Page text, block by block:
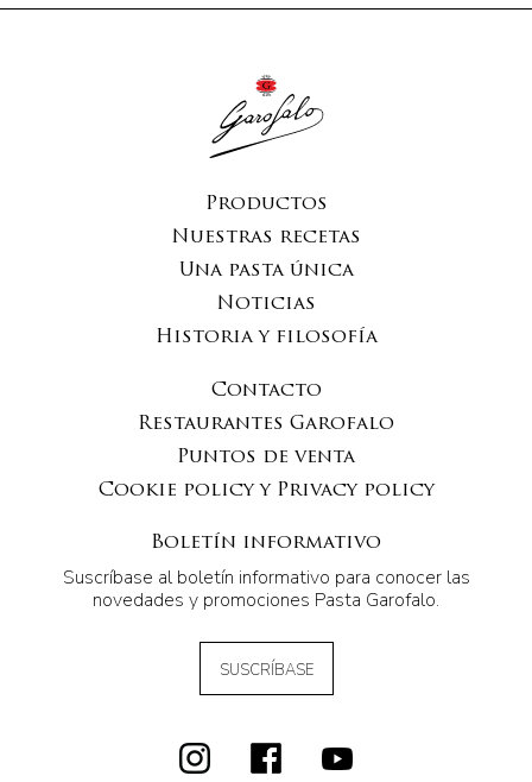
Productos
Nuestras recetas
Una pasta única
Noticias
Historia y filosofía
Contacto
Restaurantes Garofalo
Puntos de venta
Cookie policy y Privacy policy
Boletín informativo
Suscríbase al boletín informativo para conocer las
novedades y promociones Pasta Garofalo.
SUSCRÍBASE